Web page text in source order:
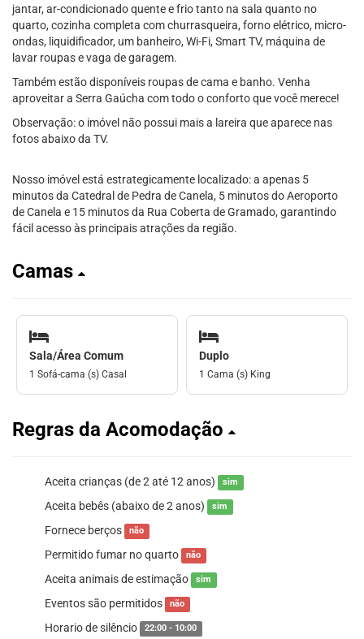
jantar, ar-condicionado quente e frio tanto na sala quanto no
quarto, cozinha completa com churrasqueira, forno elétrico, micro-
ondas, liquidificador, um banheiro, Wi-Fi, Smart TV, máquina de
lavar roupas e vaga de garagem.
Também estão disponíveis roupas de cama e banho. Venha
aproveitar a Serra Gaúcha com todo o conforto que você merece!
Observação: o imóvel não possui mais a lareira que aparece nas
fotos abaixo da TV.
Nosso imóvel está estrategicamente localizado: a apenas 5
minutos da Catedral de Pedra de Canela, 5 minutos do Aeroporto
de Canela e 15 minutos da Rua Coberta de Gramado, garantindo
fácil acesso às principais atrações da região.
Camas
Sala/Área Comum
1 Sofá-cama (s) Casal
Duplo
1 Cama (s) King
Regras da Acomodação
Aceita crianças (de 2 até 12 anos) sim
Aceita bebês (abaixo de 2 anos) sim
Fornece berços não
Permitido fumar no quarto não
Aceita animais de estimação sim
Eventos são permitidos não
Horario de silêncio 22:00 - 10:00